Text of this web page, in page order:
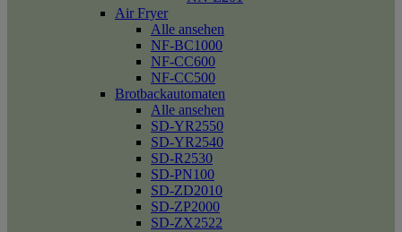
Air Fryer
Alle ansehen
NF-BC1000
NF-CC600
NF-CC500
Brotbackautomaten
Alle ansehen
SD-YR2550
SD-YR2540
SD-R2530
SD-PN100
SD-ZD2010
SD-ZP2000
SD-ZX2522